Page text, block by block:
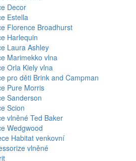
Decor
Estella
Florence Broadhurst
Harlequin
Laura Ashley
Marimekko vlna
Orla Kiely vlna
pro děti Brink and Campman
Pure Morris
Sanderson
Scion
vlněné Ted Baker
Wedgwood
Habitat venkovní
vlněné